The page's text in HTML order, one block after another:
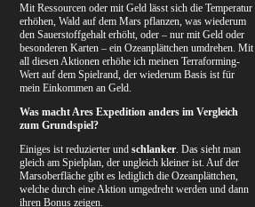
Mit Ressourcen oder mit Geld lässt sich die Temperatur
erhöhen, Wald auf dem Mars pflanzen, was wiederum
den Sauerstoffgehalt erhöht, oder – nur mit Geld oder
besonderen Karten – ein Ozeanplättchen umdrehen. Mit
all diesen Aktionen erhöhe ich meinen Terraforming-
Wert auf dem Spielrand, der wiederum Basis ist für
mein Einkommen an Geld.
Was macht Ares Expedition anders im Vergleich
zum Grundspiel?
Einiges ist reduzierter und schlanker. Das sieht man
gleich am Spielplan, der ungleich kleiner ist. Auf der
Marsoberfläche gibt es lediglich die Ozeanplättchen,
welche durch eine Aktion umgedreht werden und dann
ihren Bonus zeigen.